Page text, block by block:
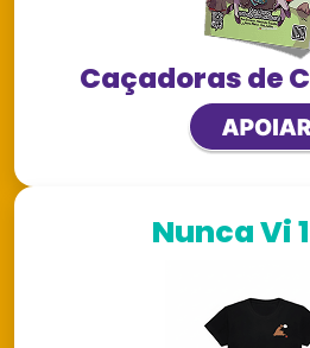
Caçadoras de
Nunca Vi